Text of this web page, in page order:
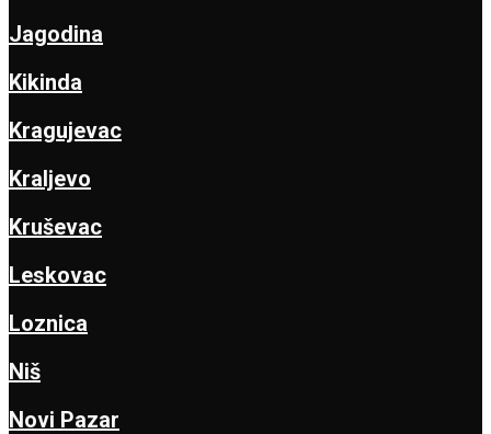
Jagodina
Kikinda
Kragujevac
Kraljevo
Kruševac
Leskovac
Loznica
Niš
Novi Pazar